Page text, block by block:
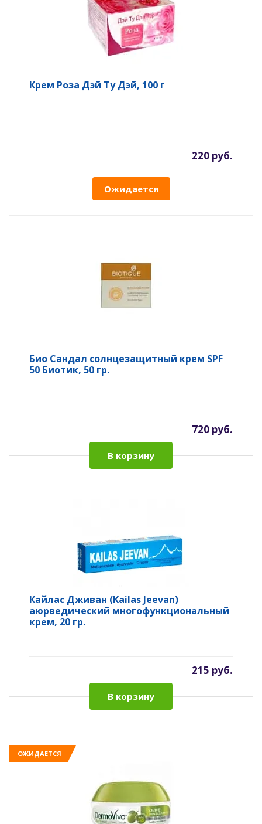
Крем Роза Дэй Ту Дэй, 100 г
220 руб.
Ожидается
Био Сандал солнцезащитный крем SPF
50 Биотик, 50 гр.
720 руб.
В корзину
Кайлас Дживан (Kailas Jeevan)
аюрведический многофункциональный
крем, 20 гр.
215 руб.
В корзину
ОЖИДАЕТСЯ